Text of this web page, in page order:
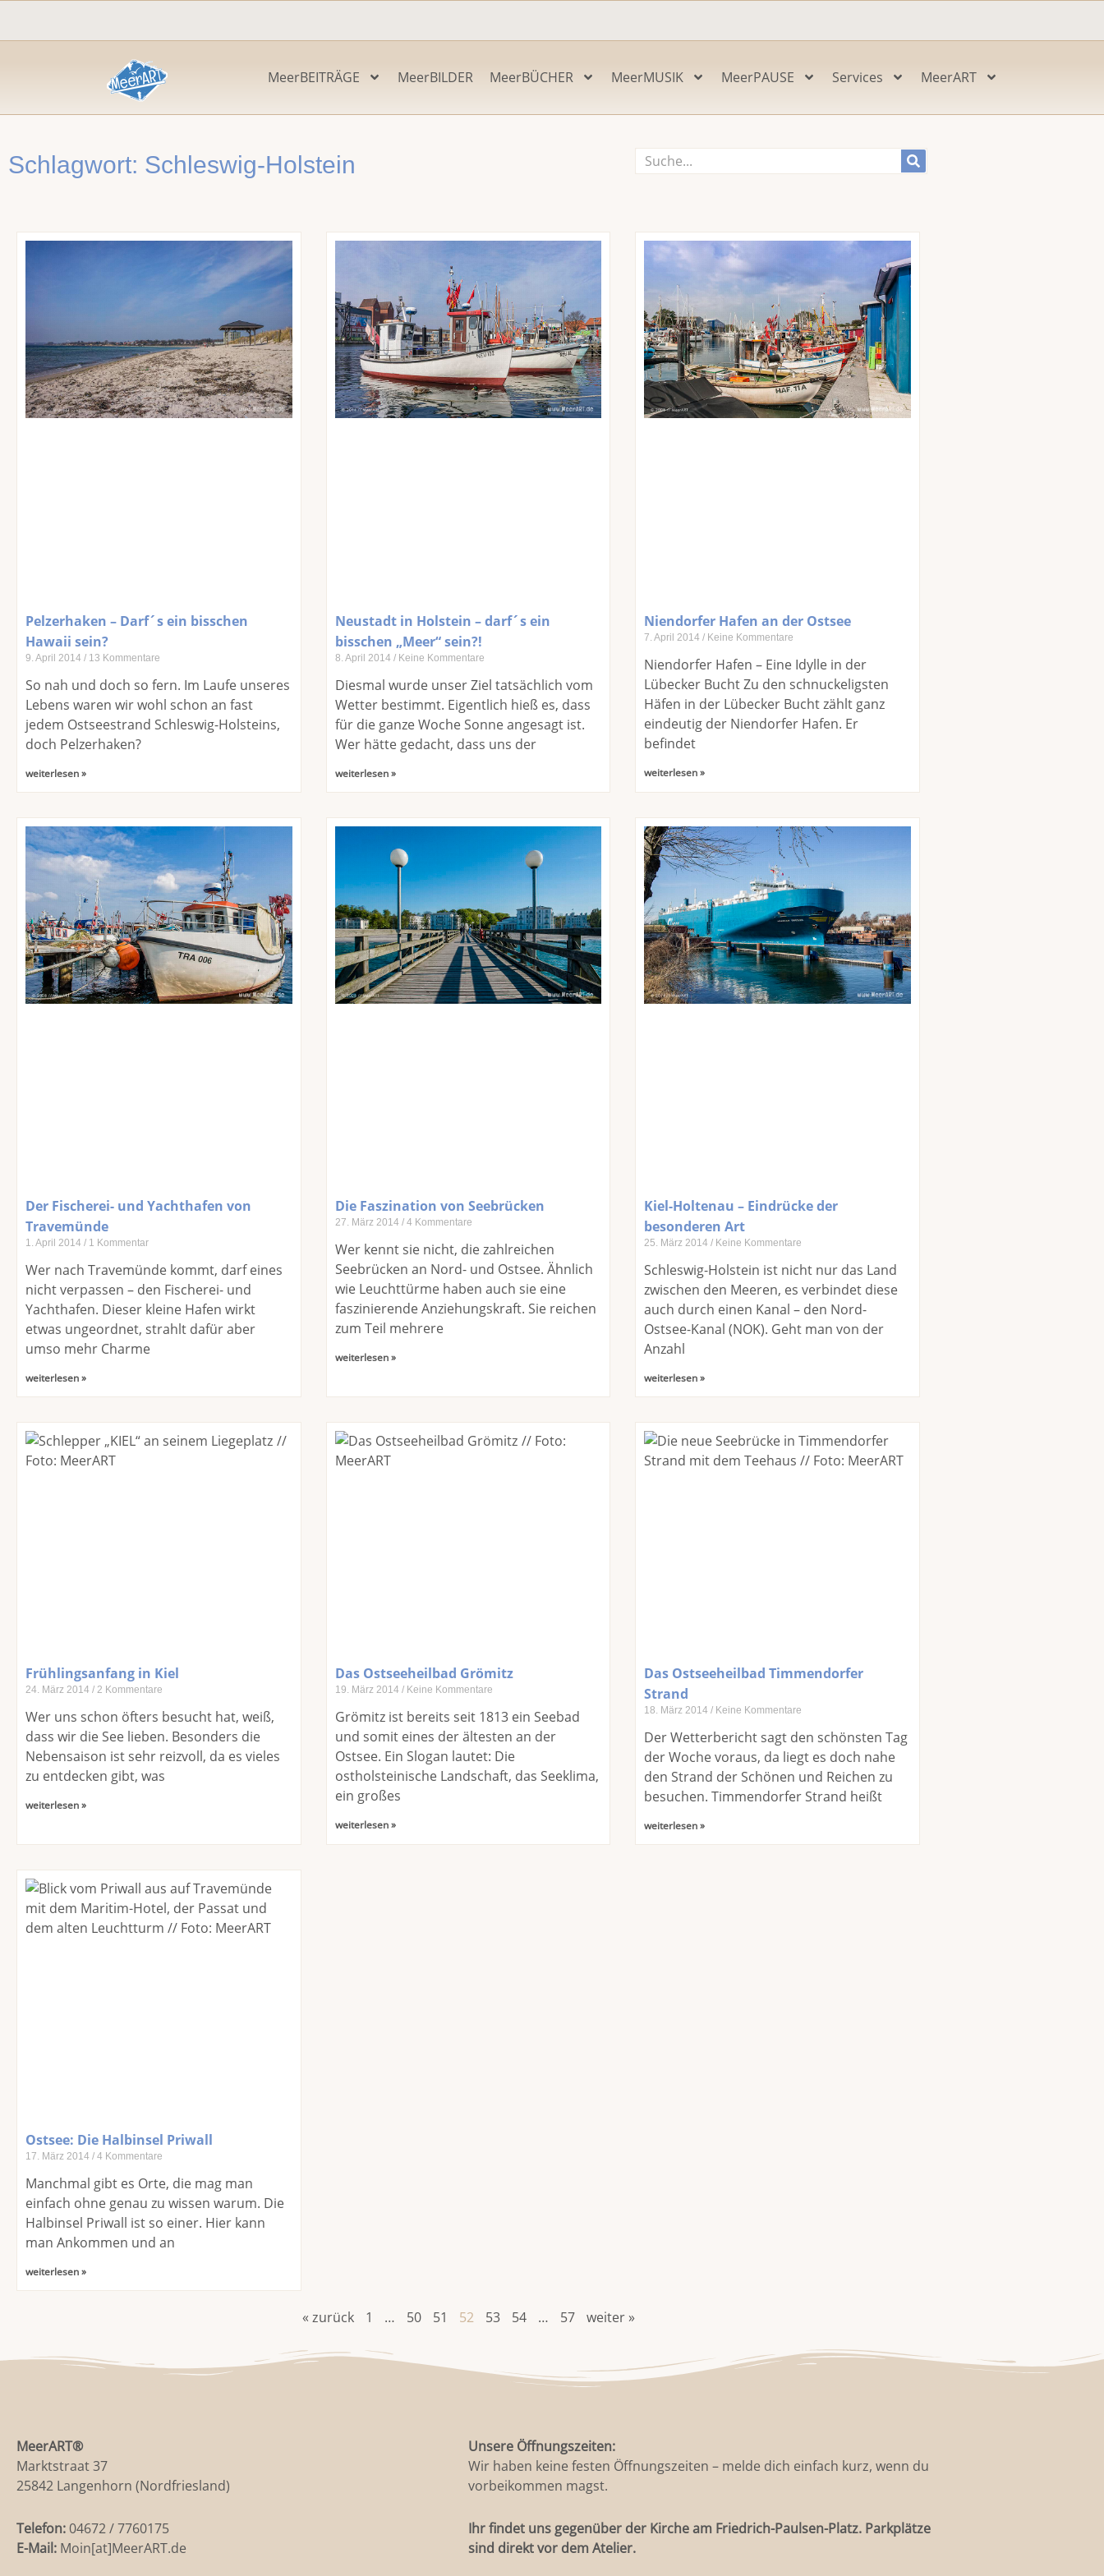
MeerBEITRÄGE
MeerBILDER MeerBÜCHER MeerMUSIK MeerPAUSE Services MeerART
Schlagwort: Schleswig-Holstein Suche
Pelzerhaken – Darf´s ein bisschen
Hawaii sein?
9. April 2014 13 Kommentare
So nah und doch so fern. Im Laufe unseres
Lebens waren wir wohl schon an fast
jedem Ostseestrand Schleswig-Holsteins,
doch Pelzerhaken?
weiterlesen »
Neustadt in Holstein – darf´s ein
bisschen „Meer“ sein?!
8. April 2014 Keine Kommentare
Diesmal wurde unser Ziel tatsächlich vom
Wetter bestimmt. Eigentlich hieß es, dass
für die ganze Woche Sonne angesagt ist.
Wer hätte gedacht, dass uns der
weiterlesen »
Niendorfer Hafen an der Ostsee
7. April 2014 Keine Kommentare
Niendorfer Hafen – Eine Idylle in der
Lübecker Bucht Zu den schnuckeligsten
Häfen in der Lübecker Bucht zählt ganz
eindeutig der Niendorfer Hafen. Er
befindet
weiterlesen »
Der Fischerei- und Yachthafen von
Travemünde
1. April 2014 1 Kommentar
Wer nach Travemünde kommt, darf eines
nicht verpassen – den Fischerei- und
Yachthafen. Dieser kleine Hafen wirkt
etwas ungeordnet, strahlt dafür aber
umso mehr Charme
weiterlesen »
Die Faszination von Seebrücken
27. März 2014 4 Kommentare
Wer kennt sie nicht, die zahlreichen
Seebrücken an Nord- und Ostsee. Ähnlich
wie Leuchttürme haben auch sie eine
faszinierende Anziehungskraft. Sie reichen
zum Teil mehrere
weiterlesen »
Kiel-Holtenau – Eindrücke der
besonderen Art
25. März 2014 Keine Kommentare
Schleswig-Holstein ist nicht nur das Land
zwischen den Meeren, es verbindet diese
auch durch einen Kanal – den Nord-
Ostsee-Kanal (NOK). Geht man von der
Anzahl
weiterlesen »
Frühlingsanfang in Kiel
24. März 2014 2 Kommentare
Wer uns schon öfters besucht hat, weiß,
dass wir die See lieben. Besonders die
Nebensaison ist sehr reizvoll, da es vieles
zu entdecken gibt, was
weiterlesen »
Das Ostseeheilbad Grömitz
19. März 2014 Keine Kommentare
Grömitz ist bereits seit 1813 ein Seebad
und somit eines der ältesten an der
Ostsee. Ein Slogan lautet: Die
ostholsteinische Landschaft, das Seeklima,
ein großes
weiterlesen »
Das Ostseeheilbad Timmendorfer
Strand
18. März 2014 Keine Kommentare
Der Wetterbericht sagt den schönsten Tag
der Woche voraus, da liegt es doch nahe
den Strand der Schönen und Reichen zu
besuchen. Timmendorfer Strand heißt
weiterlesen »
Ostsee: Die Halbinsel Priwall
17. März 2014 4 Kommentare
Manchmal gibt es Orte, die mag man
einfach ohne genau zu wissen warum. Die
Halbinsel Priwall ist so einer. Hier kann
man Ankommen und an
weiterlesen »
« zurück
Seite
1 …
Seite
50
Seite
51
Seite
52
Seite
53
Seite
54 …
Seite
57 weiter »
MeerART®
Marktstraat 37
25842 Langenhorn (Nordfriesland)
Telefon:04672 / 7760175
E-Mail: Moin[at]MeerART.de
Unsere Öffnungszeiten:
Wir haben keine festen Öffnungszeiten – melde dich einfach kurz, wenn du
vorbeikommen magst.
Ihr findet uns gegenüber der Kirche am Friedrich-Paulsen-Platz. Parkplätze
sind direkt vor dem Atelier.